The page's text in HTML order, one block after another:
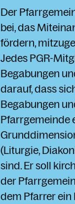
Der
bei, das
fördern,
Jedes PGR-
Begabungen
darauf, dass
Begabungen
Pfarrgemeinde
(Liturgie,
sind. Er soll
der
dem Pfarrer